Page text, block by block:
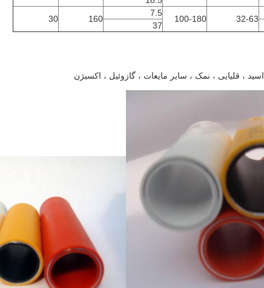
32-63
100-180
7.5
160
30
37
، قلیایی ، نمک ، سایر مایعات ، گازوئیل ، اکسیژن